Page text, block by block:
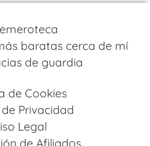
baratas cerca de mí
de guardia
de Cookies
Privacidad
Legal
de Afiliados